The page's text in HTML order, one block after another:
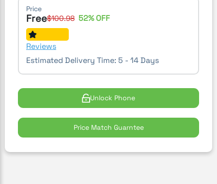
Price
Free$100.98 52% OFF
Reviews
Estimated Delivery Time: 5 - 14 Days
Unlock Phone
Price Match Guarntee